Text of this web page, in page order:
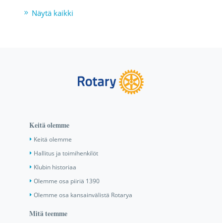
Näytä kaikki
Keitä olemme
Keitä olemme
Hallitus ja toimihenkilöt
Klubin historiaa
Olemme osa piiriä 1390
Olemme osa kansainvälistä Rotarya
Mitä teemme